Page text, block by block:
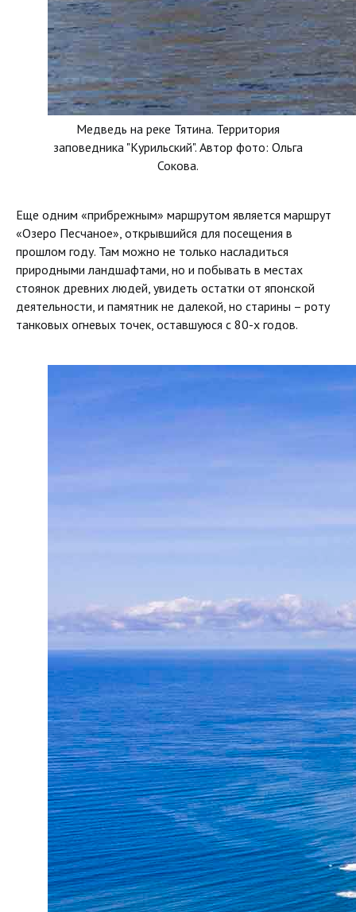
Медведь на реке Тятина. Территория
заповедника "Курильский". Автор фото: Ольга
Сокова.
Еще одним «прибрежным» маршрутом является маршрут
«Озеро Песчаное», открывшийся для посещения в
прошлом году. Там можно не только насладиться
природными ландшафтами, но и побывать в местах
стоянок древних людей, увидеть остатки от японской
деятельности, и памятник не далекой, но старины – роту
танковых огневых точек, оставшуюся с 80-х годов.